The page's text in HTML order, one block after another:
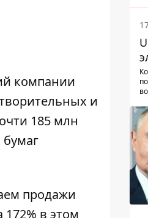
компании
и
185 млн
продажи
172% в этом